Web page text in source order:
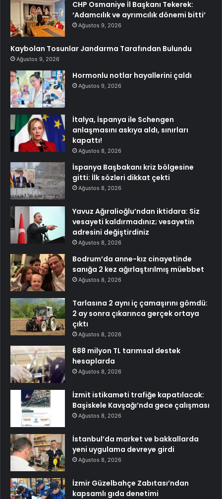
CHP Osmaniye İl Başkanı Tekerek:
‘Adamcılık ve ayrımcılık dönemi bitti’
Ağustos 9, 2026
Kaybolan Tosunlar Jandarma Tarafından Bulundu
Ağustos 9, 2026
Hormonlu notlar hayallerini çaldı
Ağustos 9, 2026
İtalya, İspanya ile Schengen
anlaşmasını askıya aldı, sınırları
kapattı!
Ağustos 8, 2026
İspanya Başbakanı kriz bölgesine
gitti: İlk sözleri dikkat çekti
Ağustos 8, 2026
Yavuz Ağıralioğlu’ndan iktidara: Siz
vesayeti kaldırmadınız; vesayetin
adresini değiştirdiniz
Ağustos 8, 2026
Bodrum’da anne-kız cinayetinde
sanığa 2 kez ağırlaştırılmış müebbet
Ağustos 8, 2026
Tarlasına 2 aynı iç çamaşırını gömdü:
2 ay sonra çıkarınca gerçek ortaya
çıktı
Ağustos 8, 2026
688 milyon TL tarımsal destek
hesaplarda
Ağustos 8, 2026
İzmit istikameti trafiğe kapatılacak:
Başiskele Kavşağı’nda gece çalışması
Ağustos 8, 2026
İstanbul’da market ve bakkallarda
yeni uygulama devreye girdi
Ağustos 8, 2026
İzmir Güzelbahçe Zabıtası’ndan
kapsamlı gıda denetimi